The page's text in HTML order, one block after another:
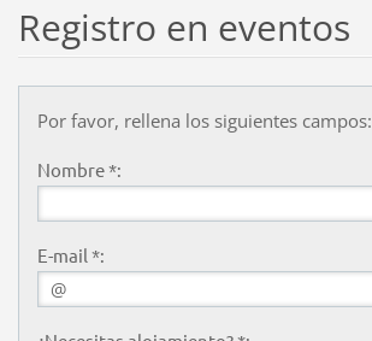
Registro en eventos
Por favor, rellena los siguientes campos:
Nombre *:
E-mail *: